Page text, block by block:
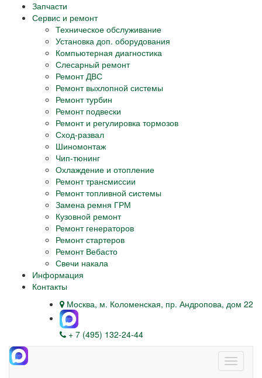
Запчасти
Сервис и ремонт
Техническое обслуживание
Установка доп. оборудования
Компьютерная диагностика
Слесарный ремонт
Ремонт ДВС
Ремонт выхлопной системы
Ремонт турбин
Ремонт подвески
Ремонт и регулировка тормозов
Сход-развал
Шиномонтаж
Чип-тюнинг
Охлаждение и отопление
Ремонт трансмиссии
Ремонт топливной системы
Замена ремня ГРМ
Кузовной ремонт
Ремонт генераторов
Ремонт стартеров
Ремонт Вебасто
Свечи накала
Информация
Контакты
Москва, м. Коломенская, пр. Андропова, дом 22
+ 7 (495) 132-24-44